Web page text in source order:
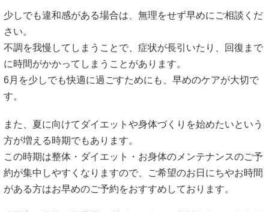
少しでも違和感がある場合は、無理をせず早めにご相談くだ
さい。
不調を我慢してしまうことで、症状が長引いたり、回復まで
に時間がかかってしまうことがあります。
6月を少しでも快適に過ごすためにも、早めのケアが大切で
す。
また、夏に向けてダイエットや身体づくりを始めたいという
方が増える時期でもあります。
この時期は整体・ダイエット・お身体のメンテナンスのご予
約が集中しやすくなりますので、ご希望のお日にちやお時間
がある方はお早めのご予約をおすすめしております。